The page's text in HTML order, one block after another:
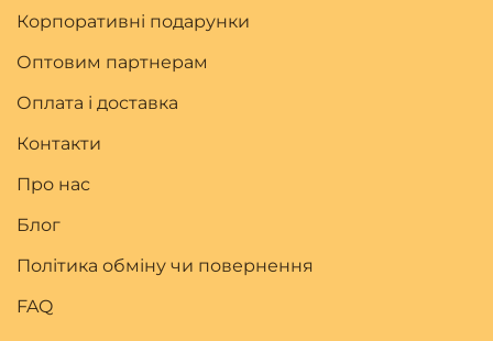
Корпоративні подарунки
Оптовим партнерам
Оплата і доставка
Контакти
Про нас
Блог
Політика обміну чи повернення
FAQ